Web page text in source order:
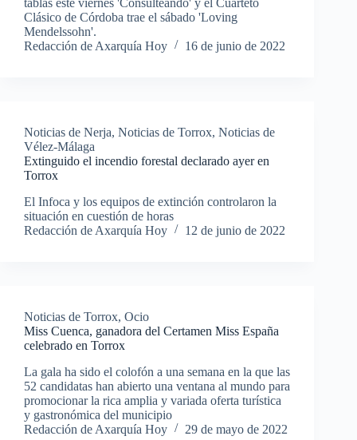
tablas este viernes 'Consulteando' y el Cuarteto
Clásico de Córdoba trae el sábado 'Loving
Mendelssohn'.
Redacción de Axarquía Hoy
16 de junio de 2022
Noticias de Nerja, Noticias de Torrox, Noticias de
Vélez-Málaga
Extinguido el incendio forestal declarado ayer en
Torrox
El Infoca y los equipos de extinción controlaron la
situación en cuestión de horas
Redacción de Axarquía Hoy
12 de junio de 2022
Noticias de Torrox, Ocio
Miss Cuenca, ganadora del Certamen Miss España
celebrado en Torrox
La gala ha sido el colofón a una semana en la que las
52 candidatas han abierto una ventana al mundo para
promocionar la rica amplia y variada oferta turística
y gastronómica del municipio
Redacción de Axarquía Hoy
29 de mayo de 2022